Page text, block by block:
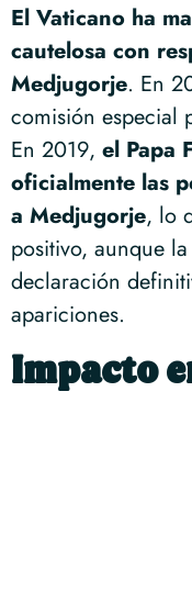
El Vaticano ha
cautelosa con
Medjugorje. En
comisión especial
En 2019, el Papa
oficialmente las
a Medjugorje, lo
positivo, aunque
declaración
apariciones.
Impacto